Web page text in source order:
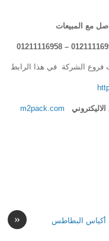
مع المبيعات
–
01211116958
فروع الشركة في هذا الرابط
m2pack.com
«
أكياس البطاطس